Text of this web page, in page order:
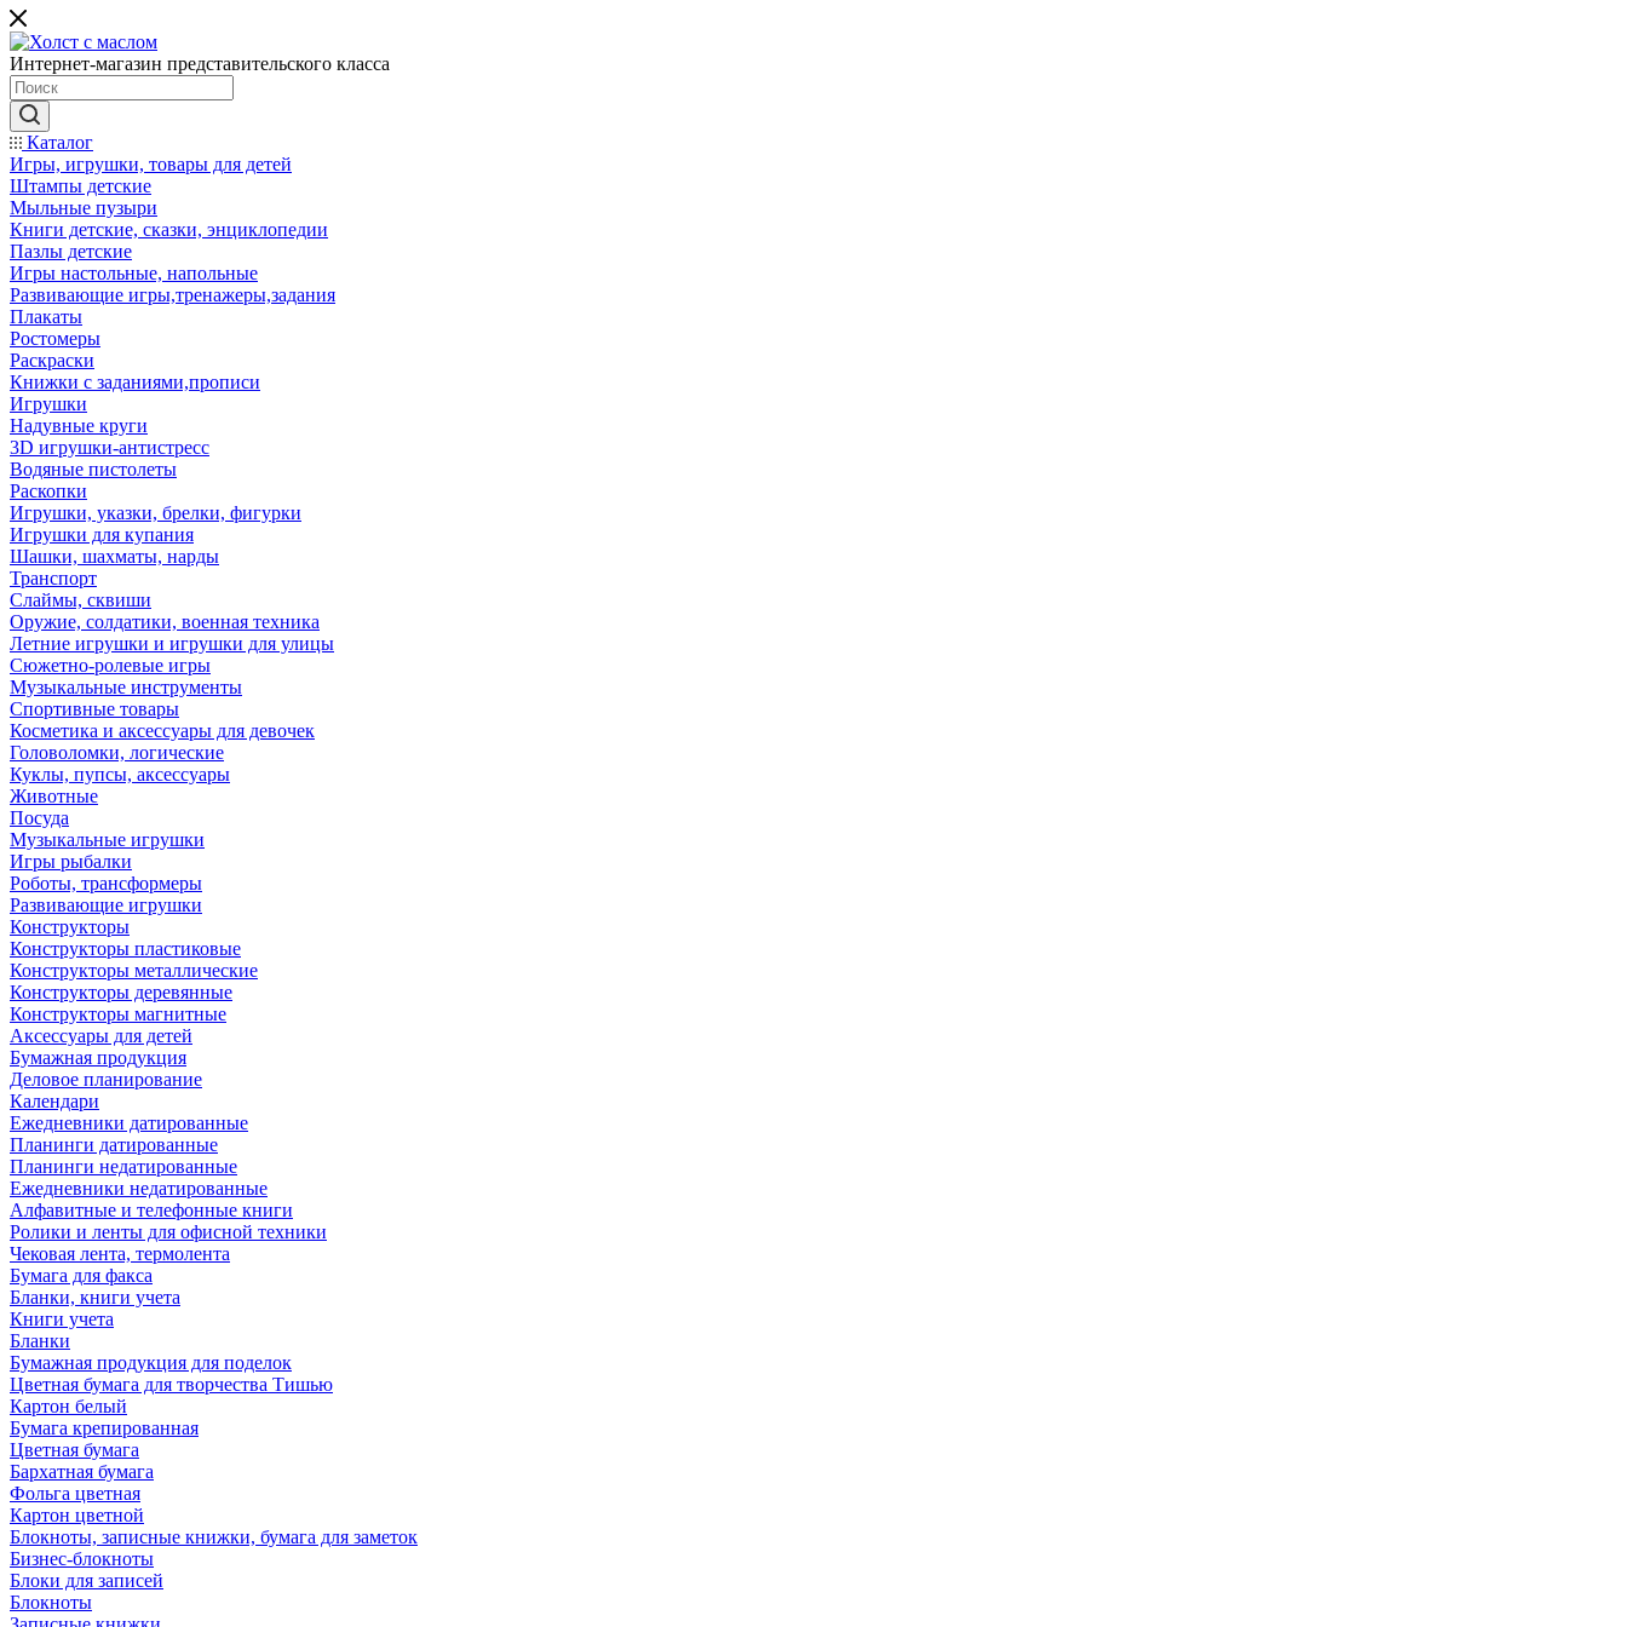
Интернет-магазин представительского класса
Каталог
Игры, игрушки, товары для детей
Штампы детские
Мыльные пузыри
Книги детские, сказки, энциклопедии
Пазлы детские
Игры настольные, напольные
Развивающие игры,тренажеры,задания
Плакаты
Ростомеры
Раскраски
Книжки с заданиями,прописи
Игрушки
Надувные круги
3D игрушки-антистресс
Водяные пистолеты
Раскопки
Игрушки, указки, брелки, фигурки
Игрушки для купания
Шашки, шахматы, нарды
Транспорт
Слаймы, сквиши
Оружие, солдатики, военная техника
Летние игрушки и игрушки для улицы
Сюжетно-ролевые игры
Музыкальные инструменты
Спортивные товары
Косметика и аксессуары для девочек
Головоломки, логические
Куклы, пупсы, аксессуары
Животные
Посуда
Музыкальные игрушки
Игры рыбалки
Роботы, трансформеры
Развивающие игрушки
Конструкторы
Конструкторы пластиковые
Конструкторы металлические
Конструкторы деревянные
Конструкторы магнитные
Аксессуары для детей
Бумажная продукция
Деловое планирование
Календари
Ежедневники датированные
Планинги датированные
Планинги недатированные
Ежедневники недатированные
Алфавитные и телефонные книги
Ролики и ленты для офисной техники
Чековая лента, термолента
Бумага для факса
Бланки, книги учета
Книги учета
Бланки
Бумажная продукция для поделок
Цветная бумага для творчества Тишью
Картон белый
Бумага крепированная
Цветная бумага
Бархатная бумага
Фольга цветная
Картон цветной
Блокноты, записные книжки, бумага для заметок
Бизнес-блокноты
Блоки для записей
Блокноты